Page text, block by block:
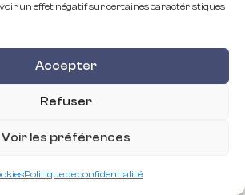
un effet négatif sur certaines caractéristiques
Accepter
Refuser
Voir les préférences
Politique de confidentialité